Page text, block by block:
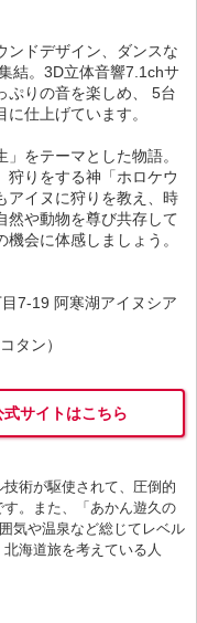
ンドデザイン、ダンスな
結。3D立体音響7.1chサ
ぷりの音を楽しめ、 5台
仕上げています。
をテーマとした物語。
狩りをする神「ホロケウ
アイヌに狩りを教え、時
然や動物を尊び共存して
会に体感しましょう。
7-19 阿寒湖アイヌシア
タン）
サイトはこちら
術が駆使されて、圧倒的
。また、「あかん遊久の
気や温泉など総じてレベル
海道旅を考えている人